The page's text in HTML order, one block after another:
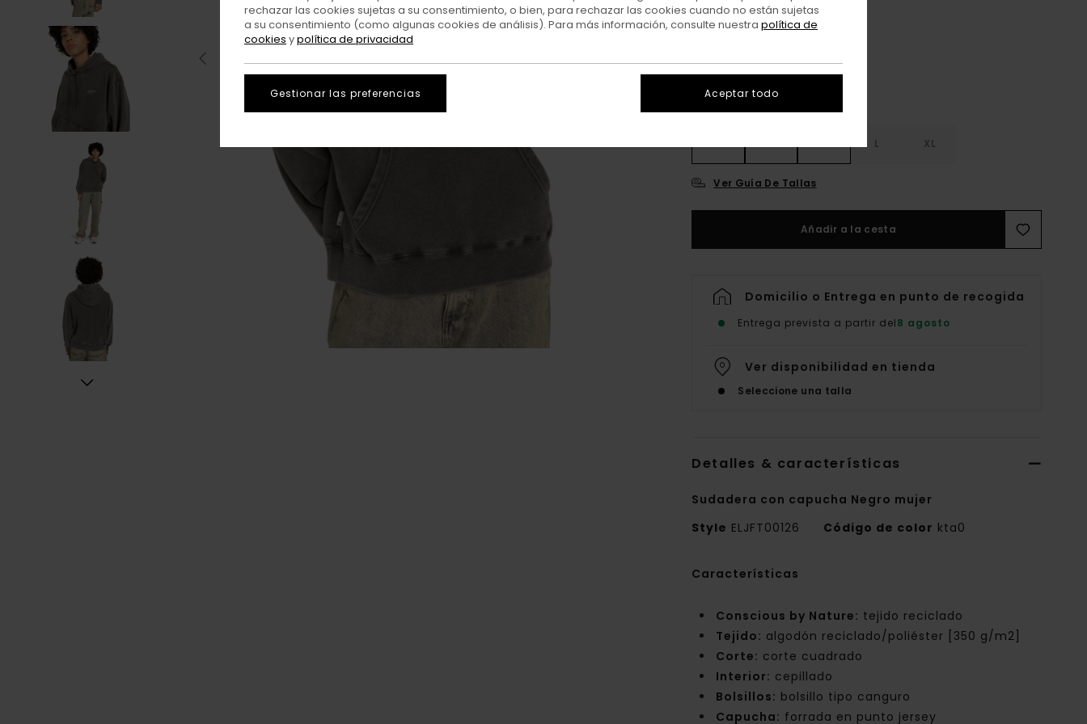
ColorOff Black
L XL
Ver Guía De Tallas
Añadir a la cesta
Domicilio o Entrega en punto de recogida
Entrega prevista a partir del8 agosto
Ver disponibilidad en tienda
Seleccione una talla
Detalles & características
Sudadera con capucha Negro mujer
Style ELJFT00126 Código de color kta0
Características
Conscious by Nature: tejido reciclado
Tejido: algodón reciclado/poliéster [350 g/m2]
Corte: corte cuadrado
Interior: cepillado
Bolsillos: bolsillo tipo canguro
Capucha: forrada en punto jersey
rechazar las cookies sujetas a su consentimiento, o bien, para rechazar las cookies cuando no están sujetas
a su consentimiento (como algunas cookies de análisis). Para más información, consulte nuestra política de
cookies ypolítica de privacidad
Gestionar las preferencias Aceptar todo